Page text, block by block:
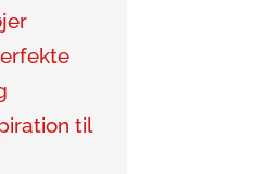
til